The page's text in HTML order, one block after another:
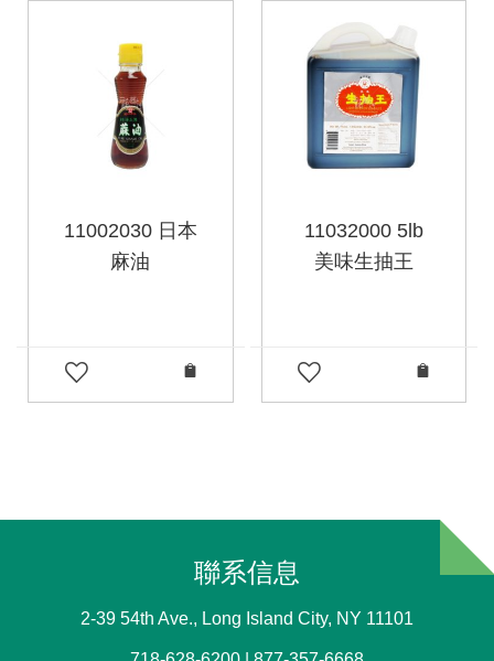
11002030 日本
麻油
11032000 5lb
美味生抽王
聯系信息
2-39 54th Ave., Long Island City, NY 11101